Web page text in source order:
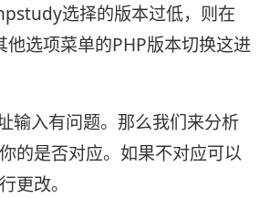
选择的版本过低，则在
选项菜单的PHP版本切换这进
输入有问题。那么我们来分析
的是否对应。如果不对应可以
更改。